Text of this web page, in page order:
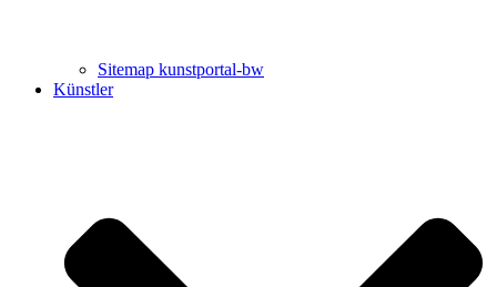
Sitemap kunstportal-bw
Künstler